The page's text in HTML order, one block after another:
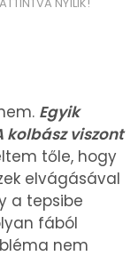
NYÍLIK!
Egyik
kolbász viszont
tőle, hogy
elvágásával
a tepsibe
fából
nem